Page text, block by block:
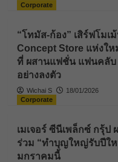
Corporate
“โทมัส-ก้อง” เสิร์ฟโมเ
Concept Store แห่งให
ที่ ผสานแฟชั่น แฟนคลับ
อย่างลงตัว
Wichai S
18/01/2026
Corporate
เมเจอร์ ซีนีเพล็กซ์ กรุ้
ร่วม “ทำบุญใหญ่รับปีใ
มกราคมนี้